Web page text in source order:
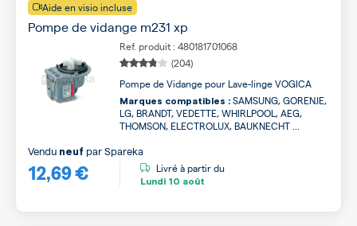
Aide en visio incluse
Pompe de vidange m231 xp
Ref. produit : 480181701068
(204)
Pompe de Vidange pour Lave-linge VOGICA
Marques compatibles : SAMSUNG, GORENJE,
LG, BRANDT, VEDETTE, WHIRLPOOL, AEG,
THOMSON, ELECTROLUX, BAUKNECHT ...
12,69 €
Vendu neuf parSpareka
Livré à partir du
Lundi 10 août